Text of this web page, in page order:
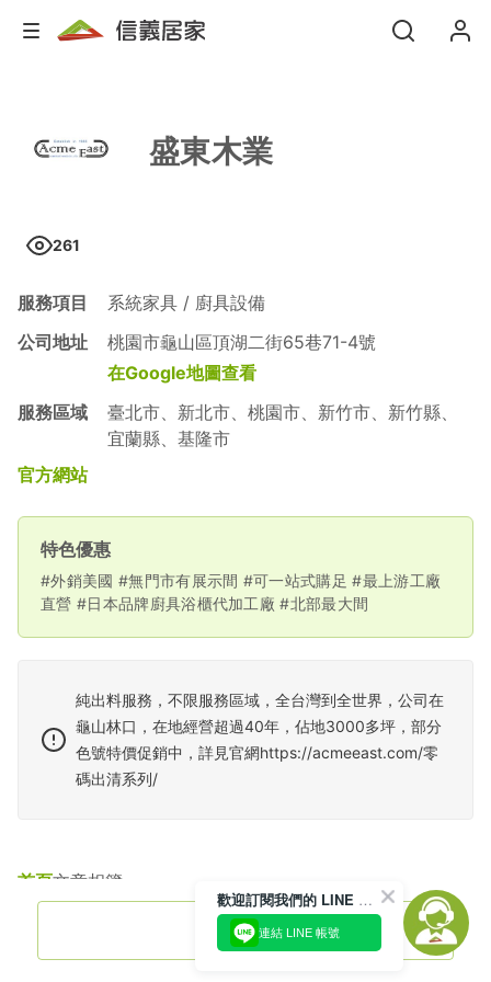
盛東木業
261
服務項目
系統家具 / 廚具設備
公司地址
桃園市龜山區頂湖二街65巷71-4號
在Google地圖查看
服務區域
臺北市、新北市、桃園市、新竹市、新竹縣、
宜蘭縣、基隆市
官方網站
特色優惠
#外銷美國 #無門市有展示間 #可一站式購足 #最上游工廠
直營 #日本品牌廚具浴櫃代加工廠 #北部最大間
純出料服務，不限服務區域，全台灣到全世界，公司在
龜山林口，在地經營超過40年，佔地3000多坪，部分
色號特價促銷中，詳見官網https://acmeeast.com/零
碼出清系列/
首頁文章相簿
歷年認證標章
聯絡電話
歡迎訂閱我們的 LINE 官方帳號
連結 LINE 帳號